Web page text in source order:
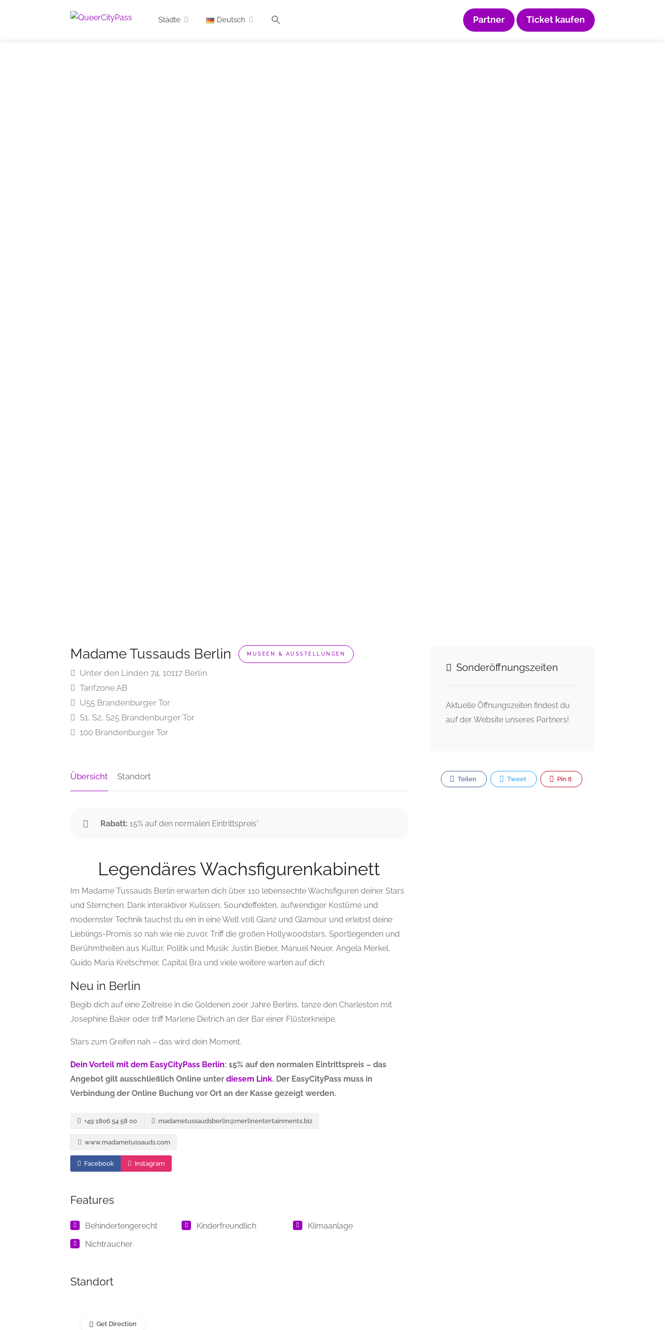
Städte Deutsch Partner Ticket kaufen
Madame Tussauds Berlin MUSEEN & AUSSTELLUNGEN
Unter den Linden 74, 10117 Berlin
Tarifzone AB
U55 Brandenburger Tor
S1, S2, S25 Brandenburger Tor
100 Brandenburger Tor
Übersicht Standort
Rabatt: 15% auf den normalen Eintrittspreis*
Legendäres Wachsfigurenkabinett
Im Madame Tussauds Berlin erwarten dich über 110 lebensechte Wachsfiguren deiner Stars
und Sternchen. Dank interaktiver Kulissen, Soundeffekten, aufwendiger Kostüme und
modernster Technik tauchst du ein in eine Welt voll Glanz und Glamour und erlebst deine
Lieblings-Promis so nah wie nie zuvor. Triff die großen Hollywoodstars, Sportlegenden und
Berühmtheiten aus Kultur, Politik und Musik: Justin Bieber, Manuel Neuer, Angela Merkel,
Guido Maria Kretschmer, Capital Bra und viele weitere warten auf dich.
Neu in Berlin
Begib dich auf eine Zeitreise in die Goldenen 20er Jahre Berlins, tanze den Charleston mit
Josephine Baker oder triff Marlene Dietrich an der Bar einer Flüsterkneipe.
Stars zum Greifen nah – das wird dein Moment.
Dein Vorteil mit dem EasyCityPass Berlin: 15% auf den normalen Eintrittspreis – das
Angebot gilt ausschließlich Online unter diesem Link. Der EasyCityPass muss in
Verbindung der Online Buchung vor Ort an der Kasse gezeigt werden.
+49 1806 54 58 00 madametussaudsberlin@merlinentertainments.biz
www.madametussauds.com
Facebook Instagram
Features
Behindertengerecht Kinderfreundlich
Klimaanlage
Nichtraucher
Standort
Get Direction
Sonderöffnungszeiten
Aktuelle Öffnungszeiten findest du
auf der Website unseres Partners!
Teilen Tweet Pin It